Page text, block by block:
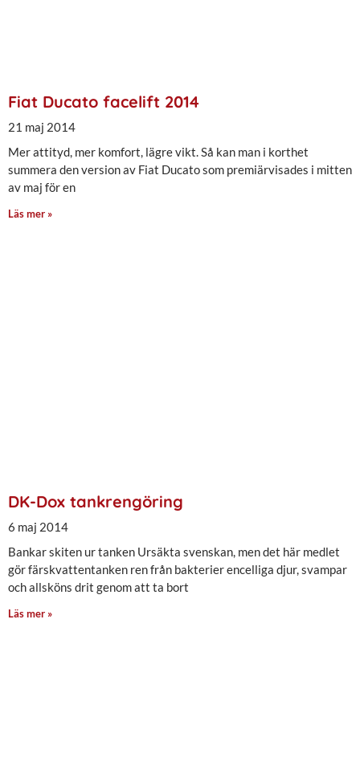
Fiat Ducato facelift 2014
21 maj 2014
Mer attityd, mer komfort, lägre vikt. Så kan man i korthet
summera den version av Fiat Ducato som premiärvisades i mitten
av maj för en
Läs mer »
DK-Dox tankrengöring
6 maj 2014
Bankar skiten ur tanken Ursäkta svenskan, men det här medlet
gör färskvattentanken ren från bakterier encelliga djur, svampar
och allsköns drit genom att ta bort
Läs mer »